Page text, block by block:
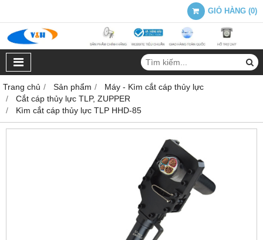
GIỎ HÀNG (0)
Trang chủ Sản phẩm
Máy - Kìm cắt cáp thủy lực
Cắt cáp thủy lực TLP, ZUPPER
Kìm cắt cáp thủy lực TLP HHD-85